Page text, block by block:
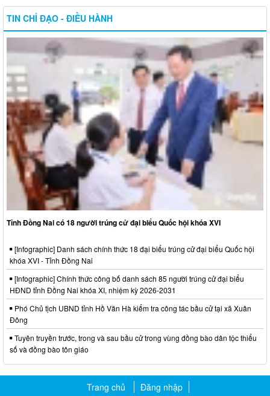
TIN CHỈ ĐẠO - ĐIỀU HÀNH
Tỉnh Đồng Nai có 18 người trúng cử đại biểu Quốc hội khóa XVI
[Infographic] Danh sách chính thức 18 đại biểu trúng cử đại biểu Quốc hội
khóa XVI - Tỉnh Đồng Nai
[Infographic] Chính thức công bố danh sách 85 người trúng cử đại biểu
HĐND tỉnh Đồng Nai khóa XI, nhiệm kỳ 2026-2031
Phó Chủ tịch UBND tỉnh Hồ Văn Hà kiểm tra công tác bầu cử tại xã Xuân
Đông
Tuyên truyền trước, trong và sau bầu cử trong vùng đồng bào dân tộc thiểu
số và đồng bào tôn giáo
Trang chủ Đăng nhập